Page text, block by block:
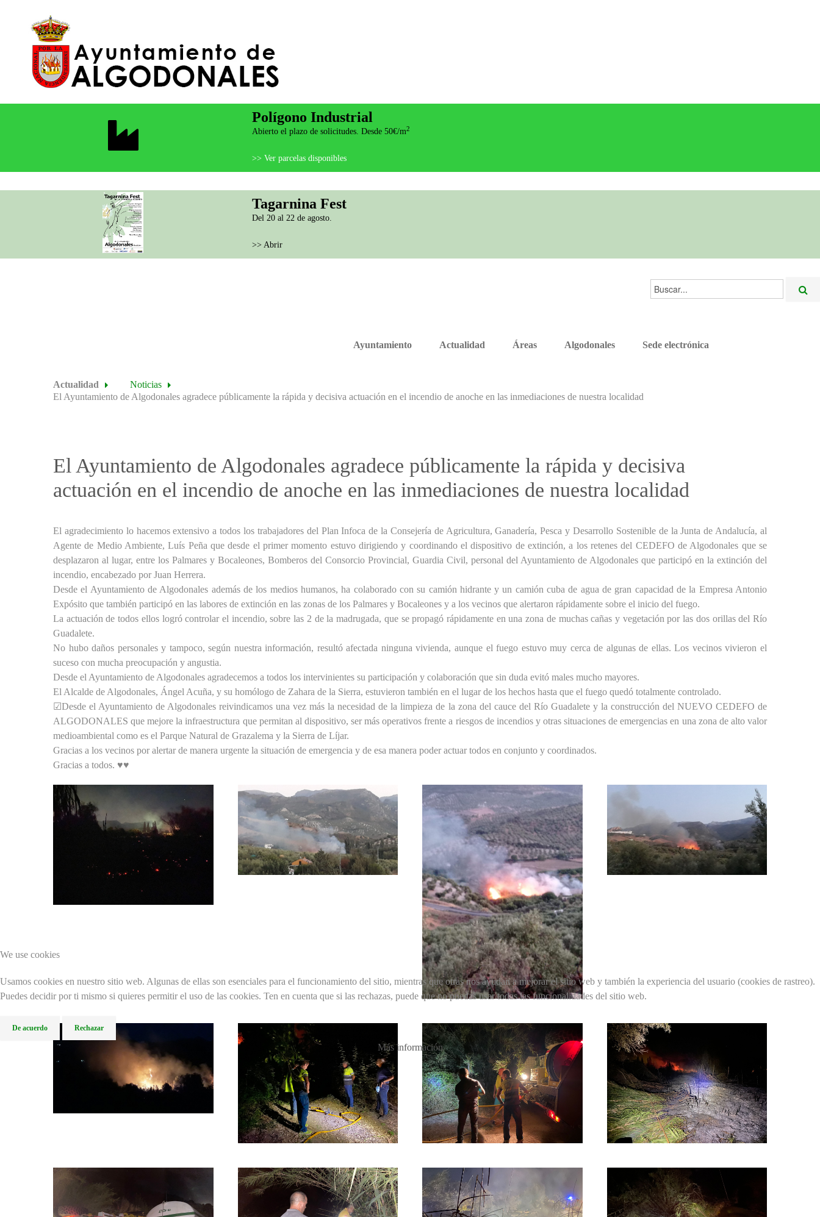
Polígono Industrial
Abierto el plazo de solicitudes. Desde 50€/m2
>> Ver parcelas disponibles
Tagarnina Fest
Del 20 al 22 de agosto.
>> Abrir
Buscar...
Ayuntamiento Actualidad Áreas Algodonales Sede electrónica
Actualidad
Noticias
El Ayuntamiento de Algodonales agradece públicamente la rápida y decisiva actuación en el incendio de anoche en las inmediaciones de nuestra localidad
El Ayuntamiento de Algodonales agradece públicamente la rápida y decisiva
actuación en el incendio de anoche en las inmediaciones de nuestra localidad
El agradecimiento lo hacemos extensivo a todos los trabajadores del Plan Infoca de la Consejería de Agricultura, Ganadería, Pesca y Desarrollo Sostenible de la Junta de Andalucía, al
Agente de Medio Ambiente, Luís Peña que desde el primer momento estuvo dirigiendo y coordinando el dispositivo de extinción, a los retenes del CEDEFO de Algodonales que se
desplazaron al lugar, entre los Palmares y Bocaleones, Bomberos del Consorcio Provincial, Guardia Civil, personal del Ayuntamiento de Algodonales que participó en la extinción del
incendio, encabezado por Juan Herrera.
Desde el Ayuntamiento de Algodonales además de los medios humanos, ha colaborado con su camión hidrante y un camión cuba de agua de gran capacidad de la Empresa Antonio
Expósito que también participó en las labores de extinción en las zonas de los Palmares y Bocaleones y a los vecinos que alertaron rápidamente sobre el inicio del fuego.
La actuación de todos ellos logró controlar el incendio, sobre las 2 de la madrugada, que se propagó rápidamente en una zona de muchas cañas y vegetación por las dos orillas del Río
Guadalete.
No hubo daños personales y tampoco, según nuestra información, resultó afectada ninguna vivienda, aunque el fuego estuvo muy cerca de algunas de ellas. Los vecinos vivieron el
suceso con mucha preocupación y angustia.
Desde el Ayuntamiento de Algodonales agradecemos a todos los intervinientes su participación y colaboración que sin duda evitó males mucho mayores.
El Alcalde de Algodonales, Ángel Acuña, y su homólogo de Zahara de la Sierra, estuvieron también en el lugar de los hechos hasta que el fuego quedó totalmente controlado.
☑Desde el Ayuntamiento de Algodonales reivindicamos una vez más la necesidad de la limpieza de la zona del cauce del Río Guadalete y la construcción del NUEVO CEDEFO de
ALGODONALES que mejore la infraestructura que permitan al dispositivo, ser más operativos frente a riesgos de incendios y otras situaciones de emergencias en una zona de alto valor
medioambiental como es el Parque Natural de Grazalema y la Sierra de Líjar.
Gracias a los vecinos por alertar de manera urgente la situación de emergencia y de esa manera poder actuar todos en conjunto y coordinados.
Gracias a todos. ♥♥
We use cookies
Usamos cookies en nuestro sitio web. Algunas de ellas son esenciales para el funcionamiento del sitio, mientras que otras nos ayudan a mejorar el sitio web y también la experiencia del usuario (cookies de rastreo).
Puedes decidir por ti mismo si quieres permitir el uso de las cookies. Ten en cuenta que si las rechazas, puede que no puedas usar todas las funcionalidades del sitio web.
De acuerdo Rechazar
Más información